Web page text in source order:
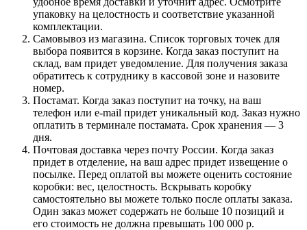
упаковку на целостность и соответствие указанной
комплектации.
Самовывоз из магазина. Список торговых точек для
выбора появится в корзине. Когда заказ поступит на
склад, вам придет уведомление. Для получения заказа
обратитесь к сотруднику в кассовой зоне и назовите
номер.
Постамат. Когда заказ поступит на точку, на ваш
телефон или e-mail придет уникальный код. Заказ нужно
оплатить в терминале постамата. Срок хранения — 3
дня.
Почтовая доставка через почту России. Когда заказ
придет в отделение, на ваш адрес придет извещение о
посылке. Перед оплатой вы можете оценить состояние
коробки: вес, целостность. Вскрывать коробку
самостоятельно вы можете только после оплаты заказа.
Один заказ может содержать не больше 10 позиций и
его стоимость не должна превышать 100 000 р.